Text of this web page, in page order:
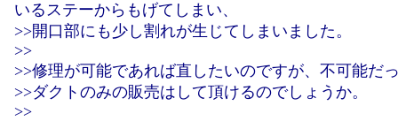
いるステーからもげてしまい、
>>開口部にも少し割れが生じてしまいました。
>>
>>修理が可能であれば直したいのですが、不可能だ
>>ダクトのみの販売はして頂けるのでしょうか。
>>